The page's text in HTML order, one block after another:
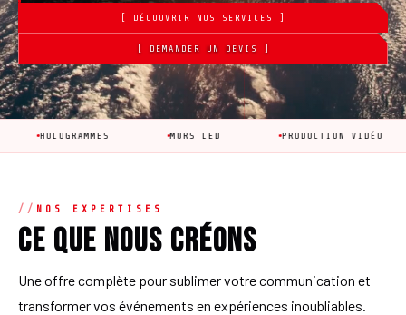
[ DÉCOUVRIR NOS SERVICES ]
[ DEMANDER UN DEVIS ]
PRODUCTION VIDÉO
NOS EXPERTISES
Ce que nous créons
Une offre complète pour sublimer votre communication et
transformer vos événements en expériences inoubliables.